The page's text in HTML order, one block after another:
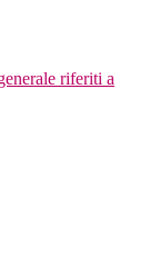
riferiti a